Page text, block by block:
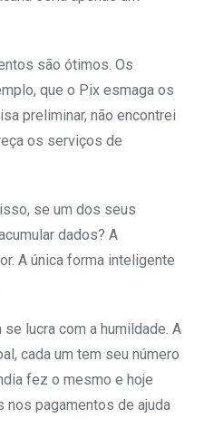
são ótimos. Os
que o Pix esmaga os
preliminar, não encontrei
os serviços de
se um dos seus
dados? A
A única forma inteligente
lucra com a humildade. A
cada um tem seu número
fez o mesmo e hoje
pagamentos de ajuda